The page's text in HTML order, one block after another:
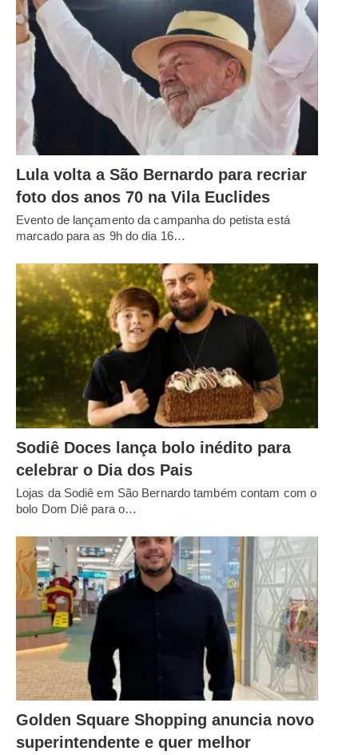
Lula volta a São Bernardo para recriar
foto dos anos 70 na Vila Euclides
Evento de lançamento da campanha do petista está
marcado para as 9h do dia 16…
Sodiê Doces lança bolo inédito para
celebrar o Dia dos Pais
Lojas da Sodiê em São Bernardo também contam com o
bolo Dom Diê para o…
Golden Square Shopping anuncia novo
superintendente e quer melhor